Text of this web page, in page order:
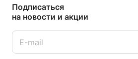
Подписаться
на новости и акции